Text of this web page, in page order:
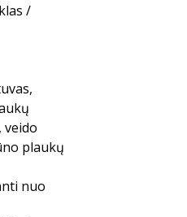
/
veido
plaukų
nuo